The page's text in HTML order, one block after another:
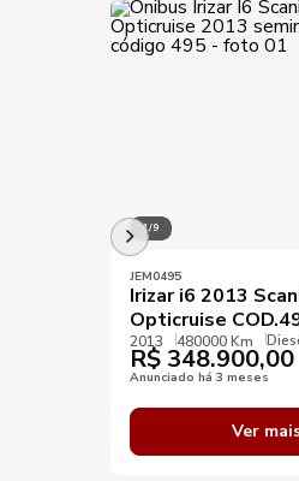
1/9
JEM0495
Irizar i6 2013
Opticruise
2013 480000 Km
R$ 348.900,00
Anunciado há 3 meses
Ver